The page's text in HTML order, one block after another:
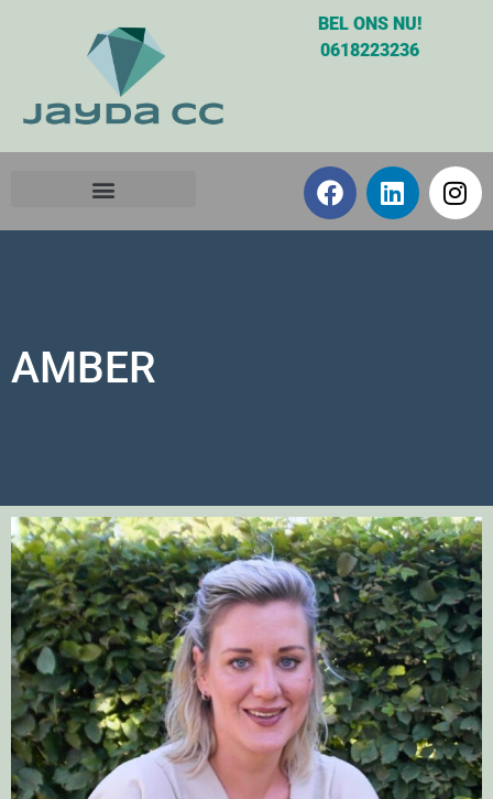
BEL ONS NU!
0618223236
AMBER